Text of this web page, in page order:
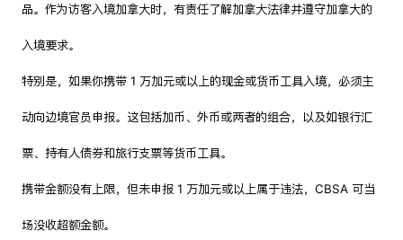
品。作为访客入境加拿大时，有责任了解加拿大法律并遵守加拿大的
入境要求。
特别是，如果你携带 1 万加元或以上的现金或货币工具入境，必须主
动向边境官员申报。这包括加币、外币或两者的组合，以及如银行汇
票、持有人债券和旅行支票等货币工具。
携带金额没有上限，但未申报 1 万加元或以上属于违法，CBSA 可当
场没收超额金额。